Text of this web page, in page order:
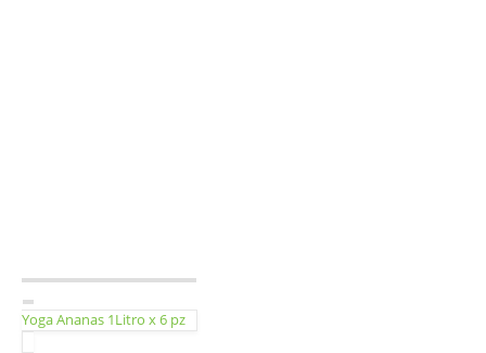
Yoga Ananas 1Litro x 6 pz